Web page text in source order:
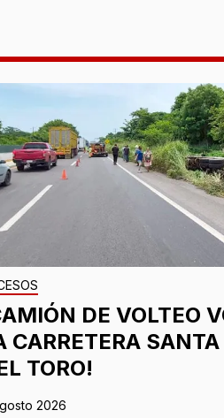
DE VOLTEO
CARRETERA
TORO!
2026